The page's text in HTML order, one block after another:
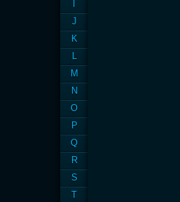
J
K
L
M
N
O
P
Q
R
S
T